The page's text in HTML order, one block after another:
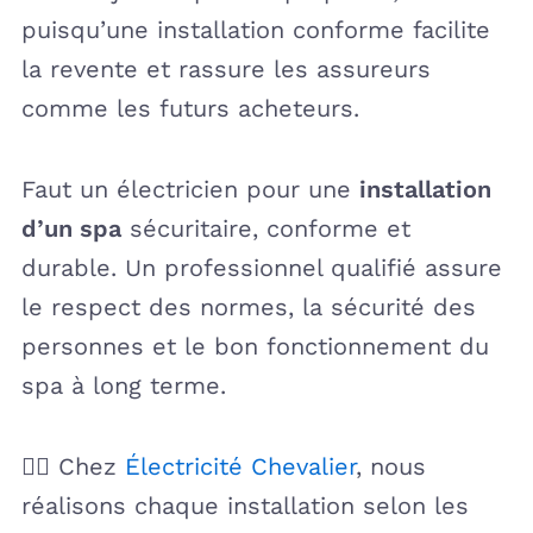
puisqu’une installation conforme facilite
la revente et rassure les assureurs
comme les futurs acheteurs.
Faut un électricien pour une installation
d’un spasécuritaire, conforme et
durable. Un professionnel qualifié assure
le respect des normes, la sécurité des
personnes et le bon fonctionnement du
spa à long terme.
👷‍♂️ Chez Électricité Chevalier, nous
réalisons chaque installation selon les